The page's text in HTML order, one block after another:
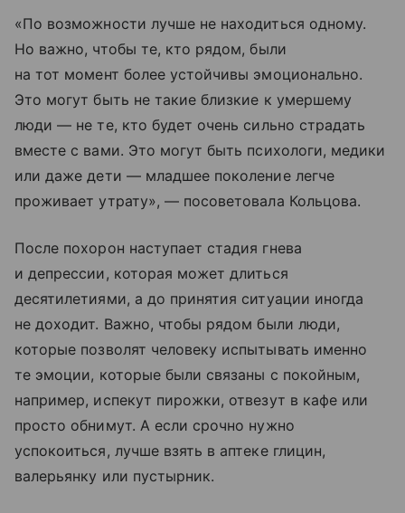
«По возможности лучше не находиться одному.
Но важно, чтобы те, кто рядом, были
на тот момент более устойчивы эмоционально.
Это могут быть не такие близкие к умершему
люди — не те, кто будет очень сильно страдать
вместе с вами. Это могут быть психологи, медики
или даже дети — младшее поколение легче
проживает утрату», — посоветовала Кольцова.
После похорон наступает стадия гнева
и депрессии, которая может длиться
десятилетиями, а до принятия ситуации иногда
не доходит. Важно, чтобы рядом были люди,
которые позволят человеку испытывать именно
те эмоции, которые были связаны с покойным,
например, испекут пирожки, отвезут в кафе или
просто обнимут. А если срочно нужно
успокоиться, лучше взять в аптеке глицин,
валерьянку или пустырник.